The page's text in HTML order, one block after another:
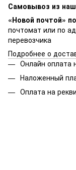
Самовывоз из
«Новой почтой»
почтомат или по
перевозчика
Подробнее о
Онлайн оплата
Наложенный
Оплата на